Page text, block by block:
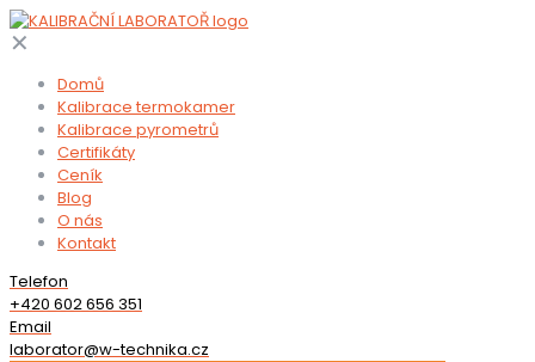
✕
Domů
Kalibrace termokamer
Kalibrace pyrometrů
Certifikáty
Ceník
Blog
O nás
Kontakt
Telefon
+420 602 656 351
Email
laborator@w-technika.cz